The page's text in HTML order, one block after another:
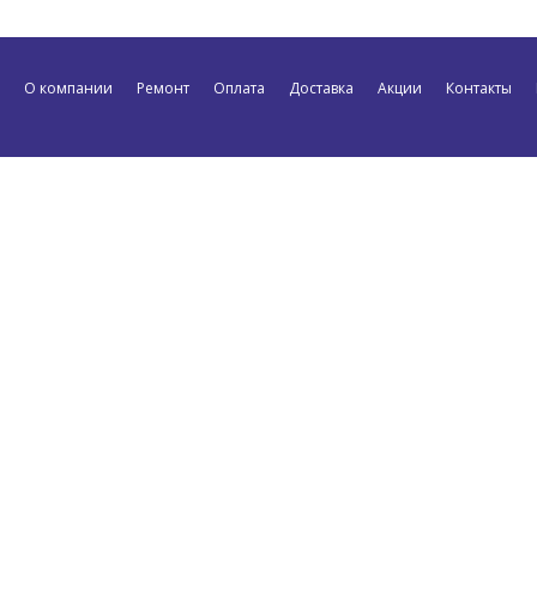
О компании Ремонт Оплата Доставка Акции Контакты